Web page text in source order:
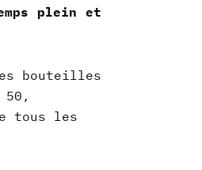
plein et
bouteilles
tous les